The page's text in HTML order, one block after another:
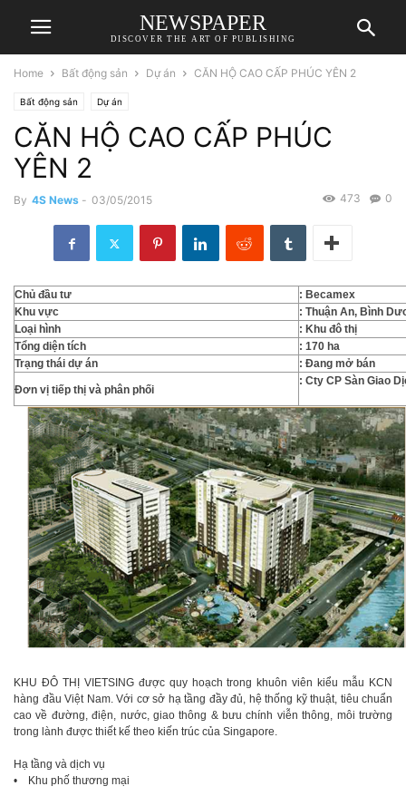
NEWSPAPER
DISCOVER THE ART OF PUBLISHING
Home Bất động sản Dự án CĂN HỘ CAO CẤP PHÚC YÊN 2
Bất động sản Dự án
CĂN HỘ CAO CẤP PHÚC
YÊN 2
By 4S News - 03/05/2015 0
473
Chủ đầu tư
: Becamex
Khu vực
: Thuận An, Bình
Loại hình
: Khu đô thị
Tổng diện tích
: 170 ha
Trạng thái dự án
: Đang mở bán
Đơn vị tiếp thị và phân phối
: Cty CP Sàn Giao
KHU ĐÔ THỊ VIETSING được quy hoạch trong khuôn viên kiểu mẫu KCN
hàng đầu Việt Nam. Với cơ sở hạ tầng đầy đủ, hệ thống kỹ thuật, tiêu chuẩn
cao về đường, điện, nước, giao thông & bưu chính viễn thông, môi trường
trong lành được thiết kế theo kiến trúc của Singapore.
Hạ tầng và dịch vụ
• Khu phố thương mại